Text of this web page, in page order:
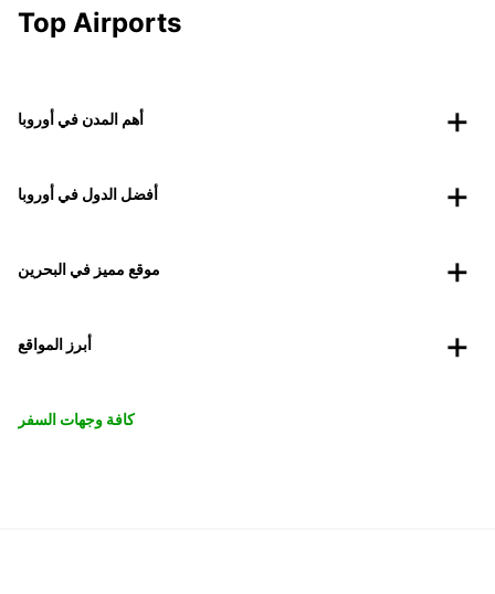
Top Airports
أهم المدن في أوروبا
أفضل الدول في أوروبا
موقع مميز في البحرين
أبرز المواقع
كافة وجهات السفر